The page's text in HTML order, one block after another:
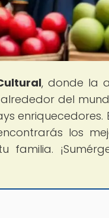
, donde la
del
los
familia.